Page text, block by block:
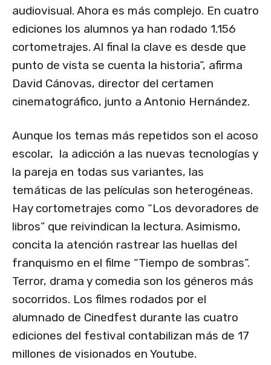
audiovisual. Ahora es más complejo. En cuatro
ediciones los alumnos ya han rodado 1.156
cortometrajes. Al final la clave es desde que
punto de vista se cuenta la historia”, afirma
David Cánovas, director del certamen
cinematográfico, junto a Antonio Hernández.
Aunque los temas más repetidos son el acoso
escolar, la adicción a las nuevas tecnologías y
la pareja en todas sus variantes, las
temáticas de las películas son heterogéneas.
Hay cortometrajes como “Los devoradores de
libros” que reivindican la lectura. Asimismo,
concita la atención rastrear las huellas del
franquismo en el filme “Tiempo de sombras”.
Terror, drama y comedia son los géneros más
socorridos. Los filmes rodados por el
alumnado de Cinedfest durante las cuatro
ediciones del festival contabilizan más de 17
millones de visionados en Youtube.